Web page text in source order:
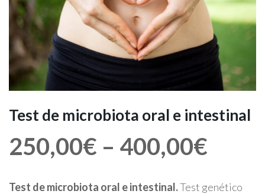
Test de microbiota oral e intestinal
250,00€ – 400,00€
Test de microbiota oral e intestinal.Test genético